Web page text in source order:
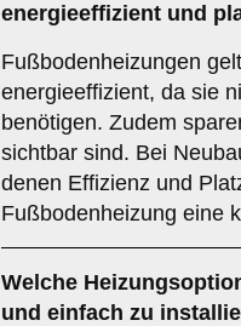
energieeffizient und
Fußbodenheizungen
energieeffizient, da sie
benötigen. Zudem
sichtbar sind. Bei
denen Effizienz und
Fußbodenheizung eine
Welche
und einfach zu